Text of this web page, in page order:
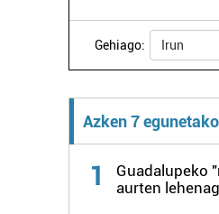
Gehiago: Irun
Azken 7
1
Guadalupeko
aurten